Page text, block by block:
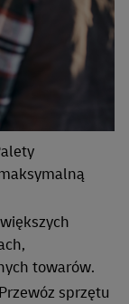
towarów.
Przewóz sprzętu